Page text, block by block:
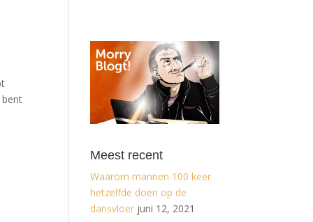
bent
Meest recent
Waarom mannen 100 keer
hetzelfde doen op de
dansvloer juni 12, 2021